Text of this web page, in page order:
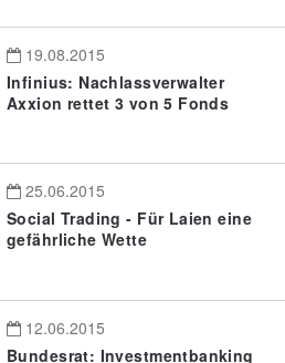
19.08.2015
Infinius: Nachlassverwalter
Axxion rettet 3 von 5 Fonds
25.06.2015
Social Trading - Für Laien eine
gefährliche Wette
12.06.2015
Bundesrat: Investmentbanking